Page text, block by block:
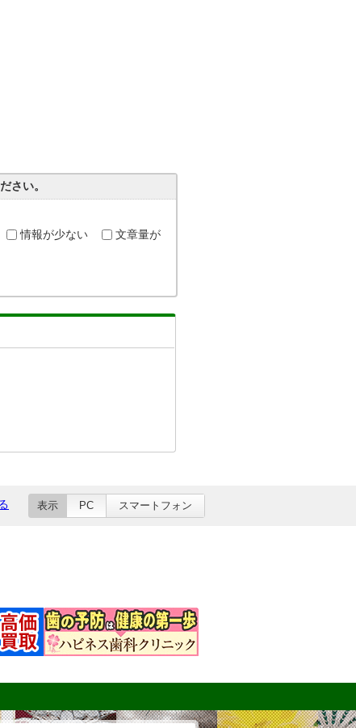
さい。
情報が少ない
文章量が
表示 PC スマートフォン